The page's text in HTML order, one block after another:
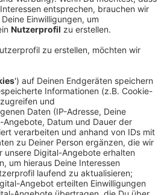
02.03.2019 11:23
Umzug waren wieder einige
viele Zuschauer am
Jahr ist der Geisterzug auch eine
Botschaft. Am Samstag
in der Stadt, wie uns
im RK-Interview sagte.
der letzten Session überlegt,